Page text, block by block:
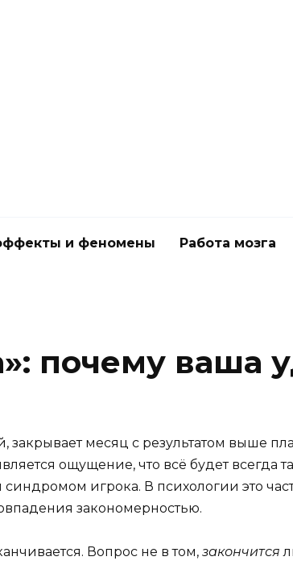
и феномены Работа мозга
почему ваша
месяц с результатом выше
ощущение, что всё будет всегда
игрока. В психологии это
закономерностью.
Вопрос не в том, закончится